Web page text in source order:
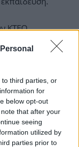
third parties, or
for
below opt-out
that after your
seeing
utilized by
parties prior to
ΚΤΕΟ
η έως
του μέτρου